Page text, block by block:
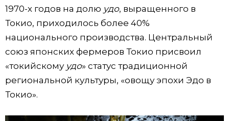
1970-х годов на долю удо, выращенного в
Токио, приходилось более 40%
национального производства. Центральный
союз японских фермеров Токио присвоил
«токийскому удо» статус традиционной
региональной культуры, «овощу эпохи Эдо в
Токио».